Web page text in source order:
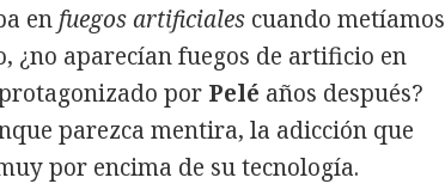
en fuegos artificiales cuando metíamos
¿no aparecían fuegos de artificio en
por Pelé años después?
parezca mentira, la adicción que
por encima de su tecnología.